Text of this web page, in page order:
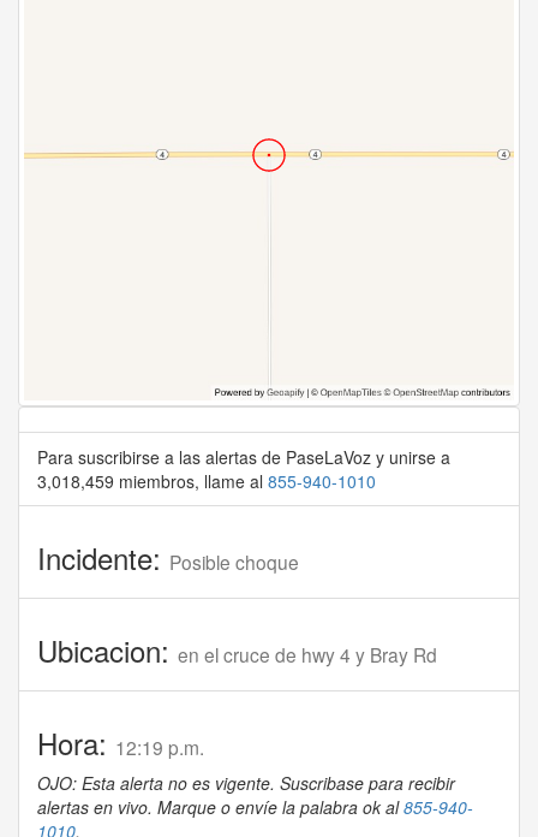
Para suscribirse a las alertas de PaseLaVoz y unirse a
3,018,459 miembros, llame al 855-940-1010
Incidente: Posible choque
Ubicacion: en el cruce de hwy 4 y Bray Rd
Hora: 12:19 p.m.
OJO: Esta alerta no es vigente. Suscribase para recibir
alertas en vivo. Marque o envíe la palabra ok al855-940-
1010.